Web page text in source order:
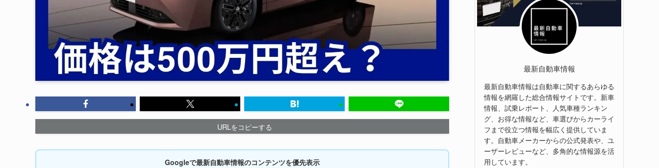
URLをコピーする
Googleで最新自動車情報のコンテンツを優先表示
最新自動車情報
最新自動車情報は自動車に関するあらゆる
情報を網羅した総合情報サイトです。新車
情報、試乗レポート、人気車種ランキン
グ、お得な情報など、車選びからカーライ
フまで役立つ情報を幅広く提供していま
す。自動車メーカーからの公式発表や、ユ
ーザーレビューなど、多角的な情報源を活
用しています。